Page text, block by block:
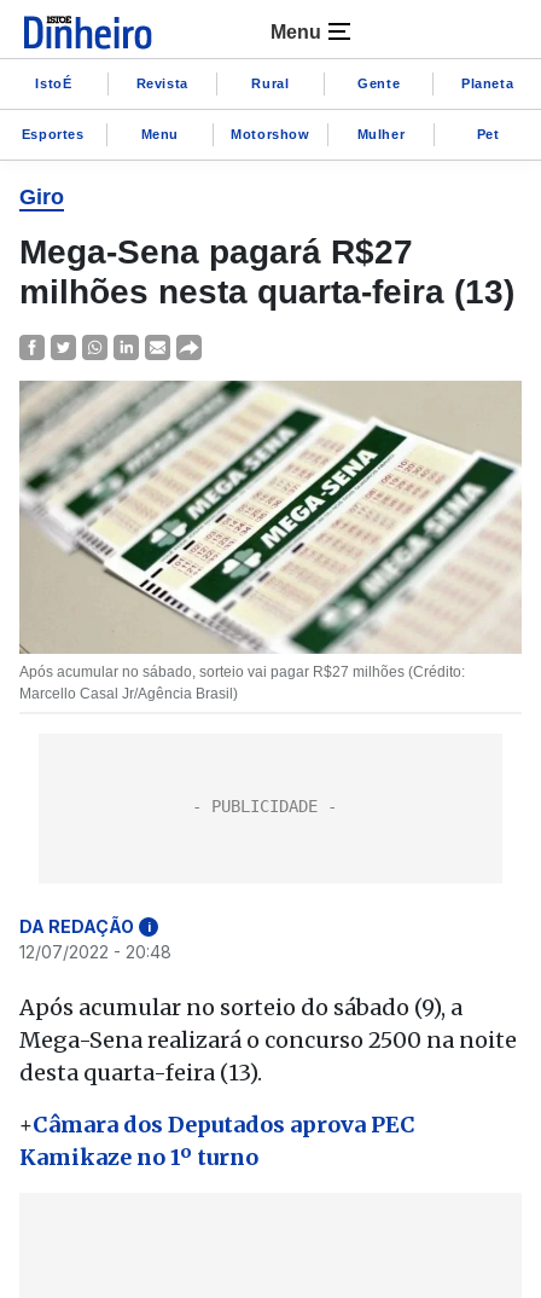
Menu
IstoÉ Revista Rural Gente Planeta
Esportes Menu Motorshow Mulher Pet
Giro
Mega-Sena pagará R$27
milhões nesta quarta-feira (13)
Após acumular no sábado, sorteio vai pagar R$27 milhões (Crédito:
Marcello Casal Jr/Agência Brasil)
DA REDAÇÃO i
12/07/2022 - 20:48
Após acumular no sorteio do sábado (9), a
Mega-Sena realizará o concurso 2500 na noite
desta quarta-feira (13).
+Câmara dos Deputados aprova PEC
Kamikaze no 1º turno